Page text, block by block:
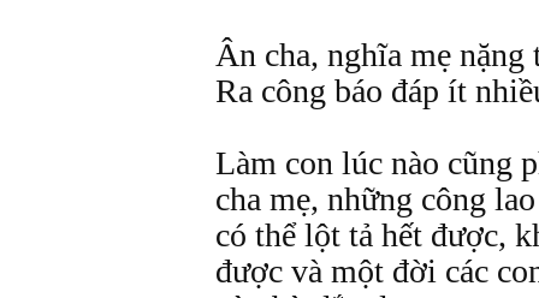
Ân cha, nghĩa mẹ nặng
Ra công báo đáp ít
Làm con lúc nào cũng
cha mẹ, những công
có thể lột tả hết được,
được và một đời các